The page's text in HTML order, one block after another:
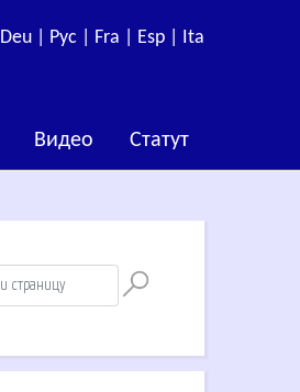
Deu | Рус | Fra | Esp | Ita
Видео Статут